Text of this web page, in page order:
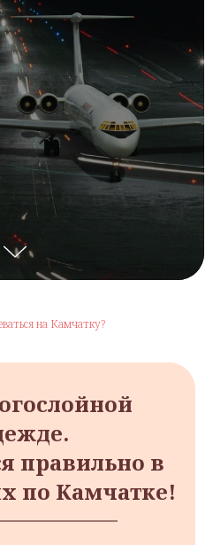
на Камчатку?
правильно в
по Камчатке!